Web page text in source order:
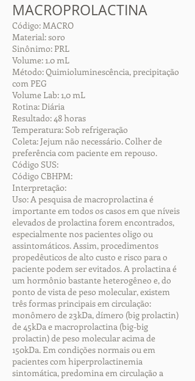
MACROPROLACTINA
Código: MACRO
Material: soro
Sinônimo: PRL
Volume: 1.0 mL
Método: Quimioluminescência, precipitação
com PEG
Volume Lab: 1,0 mL
Rotina: Diária
Resultado: 48 horas
Temperatura: Sob refrigeração
Coleta: Jejum não necessário. Colher de
preferência com paciente em repouso.
Código SUS:
Código CBHPM:
Interpretação:
Uso: A pesquisa de macroprolactina é
importante em todos os casos em que níveis
elevados de prolactina forem encontrados,
especialmente nos pacientes oligo ou
assintomáticos. Assim, procedimentos
propedêuticos de alto custo e risco para o
paciente podem ser evitados. A prolactina é
um hormônio bastante heterogêneo e, do
ponto de vista de peso molecular, existem
três formas principais em circulação:
monômero de 23kDa, dímero (big prolactin)
de 45kDa e macroprolactina (big-big
prolactin) de peso molecular acima de
150kDa. Em condições normais ou em
pacientes com hiperprolactinemia
sintomática, predomina em circulação a